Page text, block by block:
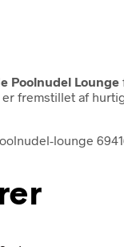
Poolnudel Lounge
fremstillet af
lounge